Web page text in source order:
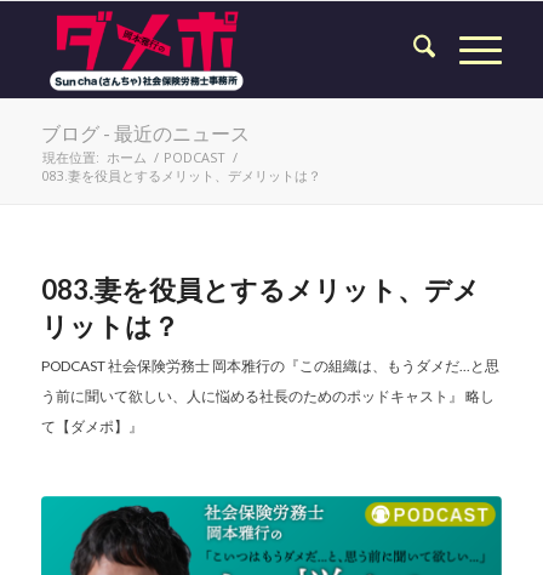
ブログ - 最近のニュース
現在位置: ホーム / PODCAST /
083.妻を役員とするメリット、デメリットは？
083.妻を役員とするメリット、デメ
リットは？
PODCAST社会保険労務士 岡本雅行の『この組織は、もうダメだ...と思
う前に聞いて欲しい、人に悩める社長のためのポッドキャスト』 略し
て【ダメポ】』